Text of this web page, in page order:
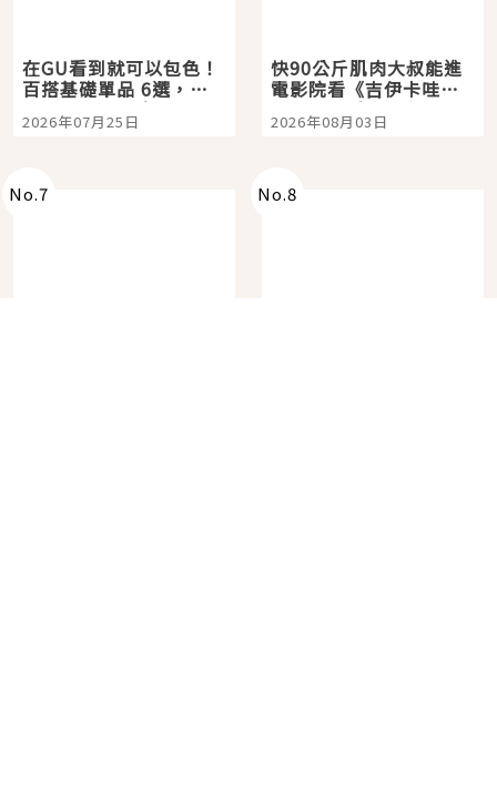
在GU看到就可以包色！
百搭基礎單品 6選，閉
眼全收也不心疼
2026年07月25日
快90公斤肌肉大叔能進
電影院看《吉伊卡哇》
嗎？日本重金屬樂團
「打首」會長與nagano
2026年08月03日
No.7 No.8